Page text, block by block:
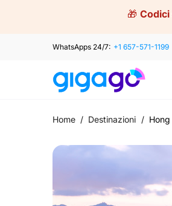
🎁
WhatsApps 24/7: +1 657-571-1199
Home / Destinazioni / Hong